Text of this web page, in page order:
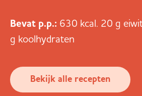
Bevat p.p.: 630 kcal. 20 g
g koolhydraten
Bekijk alle recepten